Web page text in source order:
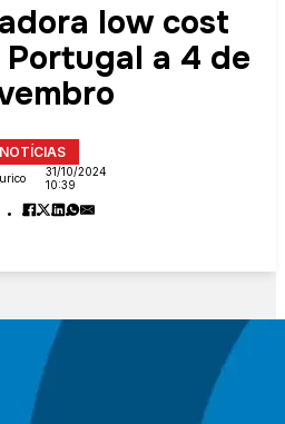
low cost
a 4 de
NOTÍCIAS
31/10/2024
10:39